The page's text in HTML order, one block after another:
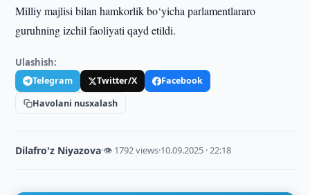
Milliy majlisi bilan hamkorlik bo‘yicha parlamentlararo
guruhning izchil faoliyati qayd etildi.
Ulashish:
Telegram Twitter/X
Facebook
Havolani nusxalash
Dilafro'z Niyazova·👁 1792 views·10.09.2025 · 22:18